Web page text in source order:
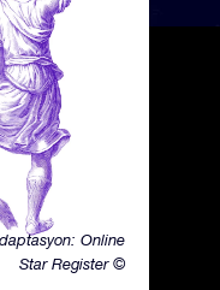
Online
Star Register ©